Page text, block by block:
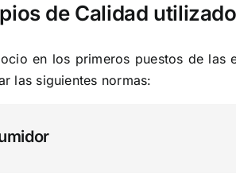
de Calidad
en los primeros puestos de las
las siguientes normas: